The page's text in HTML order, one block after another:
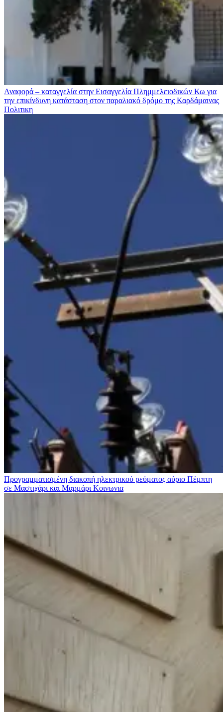
Αναφορά – καταγγελία στην Εισαγγελία Πλημμελειοδικών Κω για
την επικίνδυνη κατάσταση στον παραλιακό δρόμο της Καρδάμαινας
Πολιτικη
Προγραμματισμένη διακοπή ηλεκτρικού ρεύματος αύριο Πέμπτη
σε Μαστιχάρι και Μαρμάρι Κοινωνια